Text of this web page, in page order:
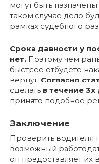
могут быть
таком случае дело
рамках судебного
Срока давности у
нет. Поэтому чем
быстрее отбудете
вернут. Согласно
сделать в течение 3х
принято подобное
Заключение
Проверить водителя
возможный
он предоставляет их